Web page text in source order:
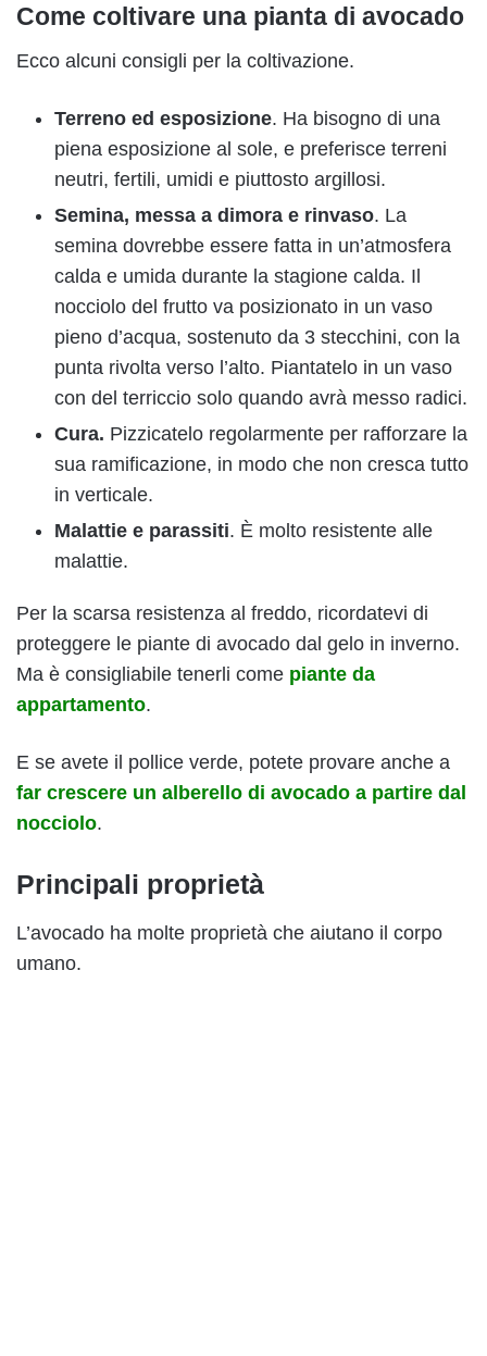
Come coltivare una pianta di avocado
Ecco alcuni consigli per la coltivazione.
Terreno ed esposizione. Ha bisogno di una
piena esposizione al sole, e preferisce terreni
neutri, fertili, umidi e piuttosto argillosi.
Semina, messa a dimora e rinvaso. La
semina dovrebbe essere fatta in un’atmosfera
calda e umida durante la stagione calda. Il
nocciolo del frutto va posizionato in un vaso
pieno d’acqua, sostenuto da 3 stecchini, con la
punta rivolta verso l’alto. Piantatelo in un vaso
con del terriccio solo quando avrà messo radici.
Cura. Pizzicatelo regolarmente per rafforzare la
sua ramificazione, in modo che non cresca tutto
in verticale.
Malattie e parassiti. È molto resistente alle
malattie.
Per la scarsa resistenza al freddo, ricordatevi di
proteggere le piante di avocado dal gelo in inverno.
Ma è consigliabile tenerli come piante da
appartamento.
E se avete il pollice verde, potete provare anche a
far crescere un alberello di avocado a partire dal
nocciolo.
Principali proprietà
L’avocado ha molte proprietà che aiutano il corpo
umano.